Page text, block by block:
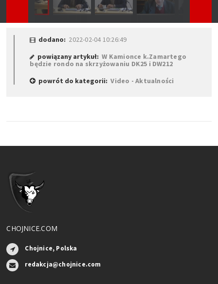
dodano: 2022-02-04 10:26:49
powiązany artykuł:W Kamionce k.Zamartego
będzie rondo na skrzyżowaniu DK25 i DW212
powrót do kategorii:Video - Aktualności
CHOJNICE.COM
Chojnice, Polska
redakcja@chojnice.com